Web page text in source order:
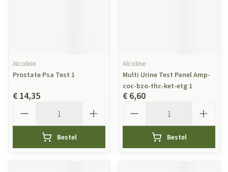
Alcoline
Prostate Psa Test 1
€ 14,35
Bestel
Alcoline
Multi Urine Test Panel Amp-
coc-bzo-thc-ket-etg 1
€ 6,60
Bestel